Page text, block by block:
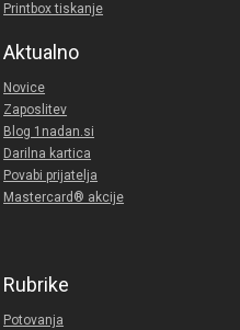
Printbox tiskanje
Aktualno
Novice
Zaposlitev
Blog 1nadan.si
Darilna kartica
Povabi prijatelja
Mastercard® akcije
Rubrike
Potovanja